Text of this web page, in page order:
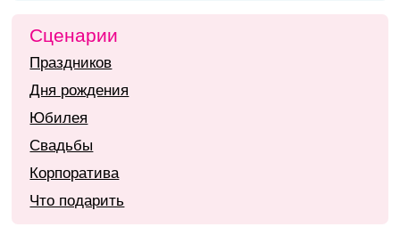
Сценарии
Праздников
Дня рождения
Юбилея
Свадьбы
Корпоратива
Что подарить